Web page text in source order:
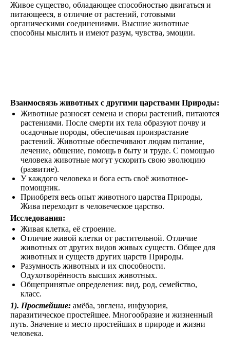
Живое существо, обладающее способностью двигаться и
питающееся, в отличие от растений, готовыми
органическими соединениями. Высшие животные
способны мыслить и имеют разум, чувства, эмоции.
Взаимосвязь животных с другими царствами Природы:
Животные разносят семена и споры растений, питаются
растениями. После смерти их тела образуют почву и
осадочные породы, обеспечивая произрастание
растений. Животные обеспечивают людям питание,
лечение, общение, помощь в быту и труде. С помощью
человека животные могут ускорить свою эволюцию
(развитие).
У каждого человека и бога есть своё животное-
помощник.
Приобретя весь опыт животного царства Природы,
Жива переходит в человеческое царство.
Исследования:
Живая клетка, её строение.
Отличие живой клетки от растительной. Отличие
животных от других видов живых существ. Общее для
животных и существ других царств Природы.
Разумность животных и их способности.
Одухотворённость высших животных.
Общепринятые определения: вид, род, семейство,
класс.
1). Простейшие: амёба, эвглена, инфузория,
паразитическое простейшее. Многообразие и жизненный
путь. Значение и место простейших в природе и жизни
человека.